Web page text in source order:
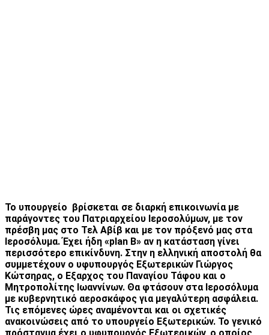
Το υπουργείο βρίσκεται σε διαρκή επικοινωνία με
παράγοντες του Πατριαρχείου Ιεροσολύμων, με τον
πρέσβη μας στο Τελ Αβίβ και με τον πρόξενό μας στα
Ιεροσόλυμα. Έχει ήδη «plan B» αν η κατάσταση γίνει
περισσότερο επικίνδυνη. Στην η ελληνική αποστολή θα
συμμετέχουν ο υφυπουργός Εξωτερικών Γιώργος
Κώτσηρας, ο Εξαρχος του Παναγίου Τάφου και ο
Μητροπολίτης Ιωαννίνων. Θα φτάσουν στα Ιεροσόλυμα
με κυβερνητικό αεροσκάφος για μεγαλύτερη ασφάλεια.
Τις επόμενες ώρες αναμένονται και οι σχετικές
ανακοινώσεις από το υπουργείο Εξωτερικών. Το γενικό